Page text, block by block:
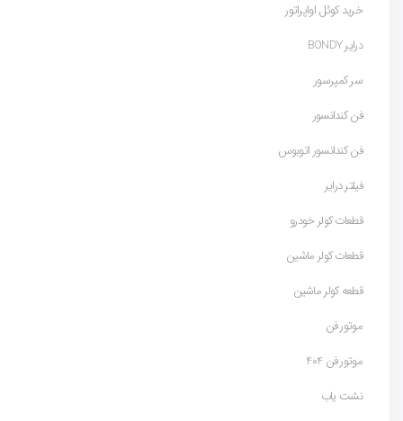
خرید کوئل اواپراتور
درایر BONDY
سر کمپرسور
فن کندانسور
فن کندانسور اتوبوس
فیلتر درایر
قطعات کولر خودرو
قطعات کولر ماشین
قطعه کولر ماشین
موتور فن
موتور فن 404
نشت یاب